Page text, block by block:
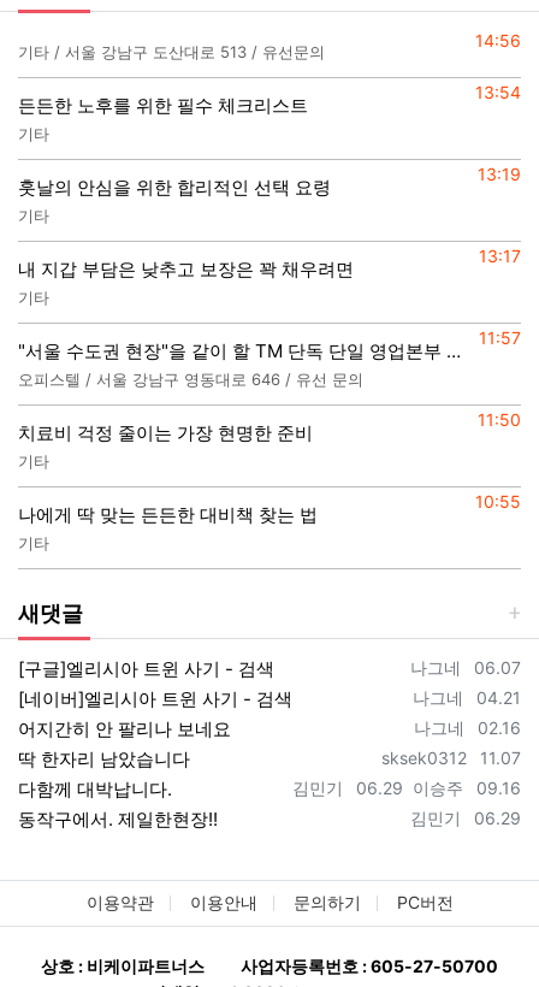
등록일
14:56
기타 / 서울 강남구 도산대로 513 / 유선문의
등록일
13:54
든든한 노후를 위한 필수 체크리스트
기타
등록일
13:19
훗날의 안심을 위한 합리적인 선택 요령
기타
등록일
13:17
내 지갑 부담은 낮추고 보장은 꽉 채우려면
기타
등록일
11:57
"서울 수도권 현장"을 같이 할 TM 단독 단일 영업본부 팀 선착순 모집
오피스텔 / 서울 강남구 영동대로 646 / 유선 문의
등록일
11:50
치료비 걱정 줄이는 가장 현명한 준비
기타
등록일
10:55
나에게 딱 맞는 든든한 대비책 찾는 법
기타
새댓글
등록자
나그네 등록일
06.07
[구글]엘리시아 트윈 사기 - 검색
등록자
나그네 등록일
04.21
[네이버]엘리시아 트윈 사기 - 검색
등록자
나그네 등록일
02.16
어지간히 안 팔리나 보네요
등록자
sksek0312 등록일
11.07
딱 한자리 남았습니다
등록자
이승주 등록일
09.16
등록자
김민기 등록일
06.29
다함께 대박납니다.
등록자
김민기 등록일
06.29
동작구에서. 제일한현장!!
이용약관 이용안내 문의하기 PC버전
상호 : 비케이파트너스
사업자등록번호 : 605-27-50700